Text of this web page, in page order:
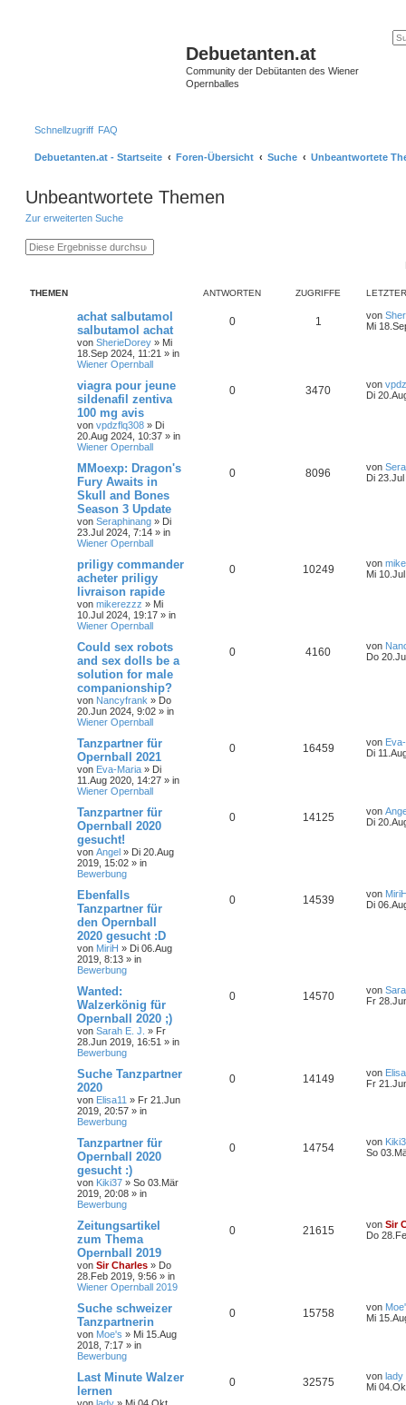
Debuetanten.at
Community der Debütanten des Wiener
Opernballes
Schnellzugriff FAQ
Debuetanten.at - Startseite Foren-Übersicht Suche Unbeantwortete
Unbeantwortete Themen
Zur erweiterten Suche
S
u
E
r
THEMEN ANTWORTEN ZUGRIFFE
achat salbutamol
salbutamol achat
von SherieDorey » Mi
18.Sep 2024, 11:21 » in
Wiener Opernball
0 1 von
Mi
viagra pour jeune
sildenafil zentiva
100 mg avis
von vpdzflq308 » Di
20.Aug 2024, 10:37 » in
Wiener Opernball
0 3470 von
Di
MMoexp: Dragon's
Fury Awaits in
Skull and Bones
Season 3 Update
von Seraphinang » Di
23.Jul 2024, 7:14 » in
Wiener Opernball
0 8096 von
Di
priligy commander
acheter priligy
livraison rapide
von mikerezzz » Mi
10.Jul 2024, 19:17 » in
Wiener Opernball
0 10249 von
Mi
Could sex robots
and sex dolls be a
solution for male
companionship?
von Nancyfrank » Do
20.Jun 2024, 9:02 » in
Wiener Opernball
0 4160 von
Do
Tanzpartner für
Opernball 2021
von Eva-Maria » Di
11.Aug 2020, 14:27 » in
Wiener Opernball
0 16459 von
Di
Tanzpartner für
Opernball 2020
gesucht!
von Angel » Di 20.Aug
2019, 15:02 » in
Bewerbung
0 14125 von
Di
Ebenfalls
Tanzpartner für
den Opernball
2020 gesucht :D
von MiriH » Di 06.Aug
2019, 8:13 » in
Bewerbung
0 14539 von
Di
Wanted:
Walzerkönig für
Opernball 2020 ;)
von Sarah E. J. » Fr
28.Jun 2019, 16:51 » in
Bewerbung
0 14570 von
Fr
Suche Tanzpartner
2020
von Elisa11 » Fr 21.Jun
2019, 20:57 » in
Bewerbung
0 14149 von
Fr
Tanzpartner für
Opernball 2020
gesucht :)
von Kiki37 » So 03.Mär
2019, 20:08 » in
Bewerbung
0 14754 von
So
Zeitungsartikel
zum Thema
Opernball 2019
von Sir Charles » Do
28.Feb 2019, 9:56 » in
Wiener Opernball 2019
0 21615 von Sir
Do
Suche schweizer
Tanzpartnerin
von Moe's » Mi 15.Aug
2018, 7:17 » in
Bewerbung
0 15758 von
Mi
Last Minute Walzer
lernen
0 32575 von lady
Mi